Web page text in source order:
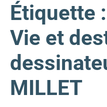
Étiquette :
Vie et
MILLET